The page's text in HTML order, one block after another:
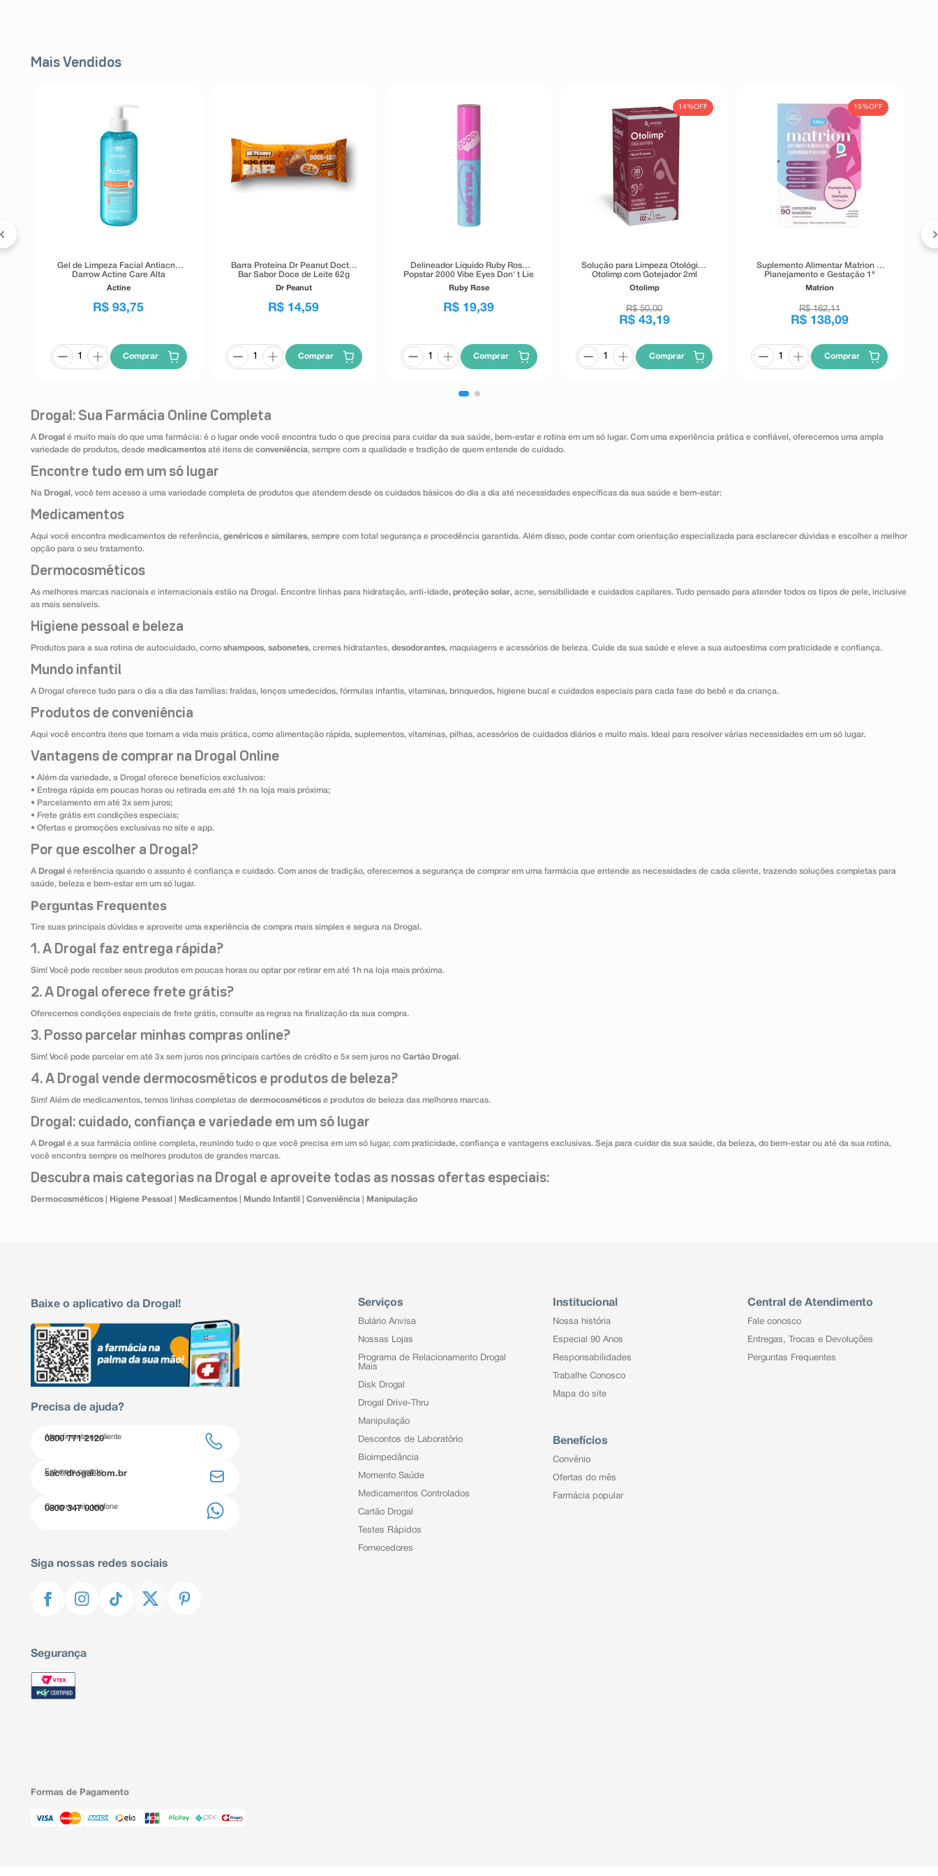
Mais Vendidos
Gel de Limpeza Facial Antiacne
Darrow Actine Care Alta
Tolerância 400g
Actine
R$ 93,75
Comprar
Barra Proteína Dr Peanut Doctor
Bar Sabor Doce de Leite 62g
Dr Peanut
R$ 14,59
Comprar
Delineador Líquido Ruby Rose
Popstar 2000 Vibe Eyes Don' t Lie
Preto 5,5g
Ruby Rose
R$ 19,39
Comprar
14%OFF
Solução para Limpeza Otológica
Otolimp com Gotejador 2ml
Otolimp
R$ 50,00
R$ 43,19
Comprar
15%OFF
Suplemento Alimentar Matrion D
Planejamento e Gestação 1°
Trimestre 90 Comprimidos
Revestidos
Matrion
R$ 162,11
R$ 138,09
Comprar
Drogal: Sua Farmácia Online Completa
A Drogal é muito mais do que uma farmácia: é o lugar onde você encontra tudo o que precisa para cuidar da sua saúde, bem-estar e rotina em um só lugar. Com uma experiência prática e confiável, oferecemos uma ampla
variedade de produtos, desde medicamentos até itens de conveniência, sempre com a qualidade e tradição de quem entende de cuidado.
Encontre tudo em um só lugar
Na Drogal , você tem acesso a uma variedade completa de produtos que atendem desde os cuidados básicos do dia a dia até necessidades específicas da sua saúde e bem-estar:
Medicamentos
Aqui você encontra medicamentos de referência, genéricos e similares, sempre com total segurança e procedência garantida. Além disso, pode contar com orientação especializada para esclarecer dúvidas e escolher a melhor
opção para o seu tratamento.
Dermocosméticos
As melhores marcas nacionais e internacionais estão na Drogal. Encontre linhas para hidratação, anti-idade, proteção solar, acne, sensibilidade e cuidados capilares. Tudo pensado para atender todos os tipos de pele, inclusive
as mais sensíveis.
Higiene pessoal e beleza
Produtos para a sua rotina de autocuidado, como shampoos, sabonetes, cremes hidratantes, desodorantes, maquiagens e acessórios de beleza. Cuide da sua saúde e eleve a sua autoestima com praticidade e confiança.
Mundo infantil
A Drogal oferece tudo para o dia a dia das famílias: fraldas, lenços umedecidos, fórmulas infantis, vitaminas, brinquedos, higiene bucal e cuidados especiais para cada fase do bebê e da criança.
Produtos de conveniência
Aqui você encontra itens que tornam a vida mais prática, como alimentação rápida, suplementos, vitaminas, pilhas, acessórios de cuidados diários e muito mais. Ideal para resolver várias necessidades em um só lugar.
Vantagens de comprar na Drogal Online
• Além da variedade, a Drogal oferece benefícios exclusivos:
• Entrega rápida em poucas horas ou retirada em até 1h na loja mais próxima;
• Parcelamento em até 3x sem juros;
• Frete grátis em condições especiais;
• Ofertas e promoções exclusivas no site e app.
Por que escolher a Drogal?
A Drogal é referência quando o assunto é confiança e cuidado. Com anos de tradição, oferecemos a segurança de comprar em uma farmácia que entende as necessidades de cada cliente, trazendo soluções completas para
saúde, beleza e bem-estar em um só lugar.
Perguntas Frequentes
Tire suas principais dúvidas e aproveite uma experiência de compra mais simples e segura na Drogal.
1. A Drogal faz entrega rápida?
Sim! Você pode receber seus produtos em poucas horas ou optar por retirar em até 1h na loja mais próxima.
2. A Drogal oferece frete grátis?
Oferecemos condições especiais de frete grátis, consulte as regras na finalização da sua compra.
3. Posso parcelar minhas compras online?
Sim! Você pode parcelar em até 3x sem juros nos principais cartões de crédito e 5x sem juros no Cartão Drogal .
4. A Drogal vende dermocosméticos e produtos de beleza?
Sim! Além de medicamentos, temos linhas completas de dermocosméticos e produtos de beleza das melhores marcas.
Drogal: cuidado, confiança e variedade em um só lugar
A Drogal é a sua farmácia online completa, reunindo tudo o que você precisa em um só lugar, com praticidade, confiança e vantagens exclusivas. Seja para cuidar da sua saúde, da beleza, do bem-estar ou até da sua rotina,
você encontra sempre os melhores produtos de grandes marcas.
Descubra mais categorias na Drogal e aproveite todas as nossas ofertas especiais:
Dermocosméticos Higiene Pessoal Medicamentos Mundo Infantil Conveniência Manipulação
Baixe o aplicativo da Drogal!
Precisa de ajuda?
Atendimento ao cliente
0800 771 2120
Entre em contato
sac@drogal.com.br
Compre pelo telefone
0800 347 0000
Siga nossas redes sociais
Segurança
Serviços
Bulário Anvisa
Nossas Lojas
Programa de Relacionamento Drogal
Mais
Disk Drogal
Drogal Drive-Thru
Manipulação
Descontos de Laboratório
Bioimpedância
Momento Saúde
Medicamentos Controlados
Cartão Drogal
Testes Rápidos
Fornecedores
Institucional
Nossa história
Especial 90 Anos
Responsabilidades
Trabalhe Conosco
Mapa do site
Benefícios
Convênio
Ofertas do mês
Farmácia popular
Central de Atendimento
Fale conosco
Entregas, Trocas e Devoluções
Perguntas Frequentes
Formas de Pagamento